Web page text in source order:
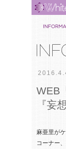
WEB
『妄
麻亜里が
コーナー、